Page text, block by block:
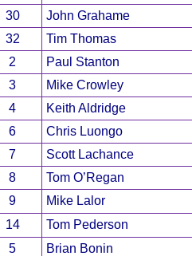
30
John Grahame
32
Tim Thomas
2
Paul Stanton
3
Mike Crowley
4
Keith Aldridge
6
Chris Luongo
7
Scott Lachance
8
Tom O’Regan
9
Mike Lalor
14
Tom Pederson
5
Brian Bonin